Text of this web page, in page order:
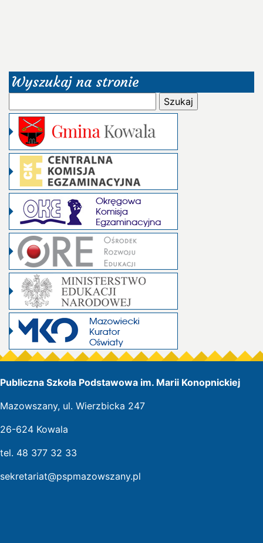
Wyszukaj na stronie
Publiczna Szkoła Podstawowa im. Marii Konopnickiej
Mazowszany, ul. Wierzbicka 247
26-624 Kowala
tel. 48 377 32 33
sekretariat@pspmazowszany.pl